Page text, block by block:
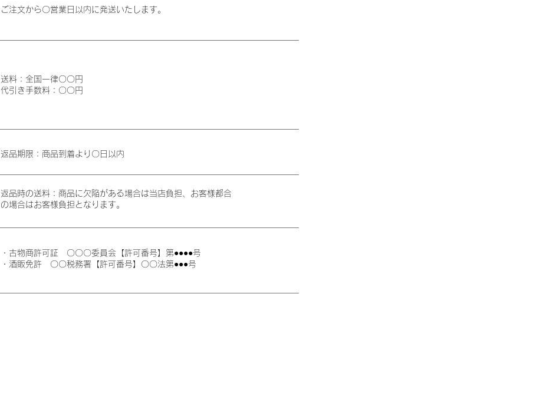
ご注文から〇営業日以内に発送いたします。
送料：全国一律〇〇円
代引き手数料：〇〇円
返品期限：商品到着より〇日以内
返品時の送料：商品に欠陥がある場合は当店負担、お客様都合
の場合はお客様負担となります。
・古物商許可証 〇〇〇委員会【許可番号】第●●●●号
・酒販免許 〇〇税務署【許可番号】〇〇法第●●●号